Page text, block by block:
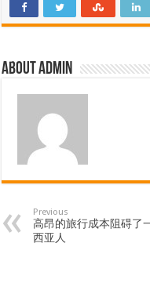
About admin
Previous
高昂的旅行成本阻碍了
西亚人